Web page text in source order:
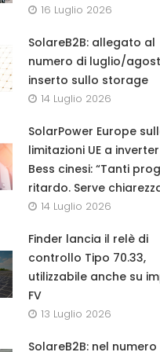
16 Luglio 2026
SolareB2B: allegato al
numero di luglio/
inserto sullo storage
14 Luglio 2026
SolarPower Europe
limitazioni UE a
Bess cinesi: “Tanti
ritardo. Serve
14 Luglio 2026
Finder lancia il relè di
controllo Tipo 70.33,
utilizzabile anche su
FV
13 Luglio 2026
SolareB2B: nel numero